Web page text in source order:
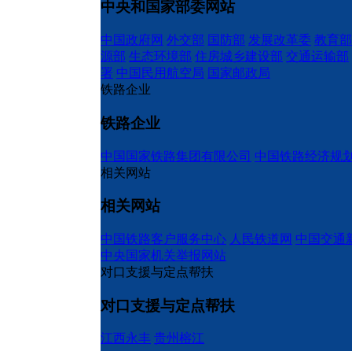
中央和国家部委网站
中国政府网 外交部 国防部 发展改革委 教育部
源部 生态环境部 住房城乡建设部 交通运输部
署 中国民用航空局 国家邮政局
铁路企业
铁路企业
中国国家铁路集团有限公司 中国铁路经济规
相关网站
相关网站
中国铁路客户服务中心 人民铁道网 中国交通
中央国家机关举报网站
对口支援与定点帮扶
对口支援与定点帮扶
江西永丰 贵州榕江